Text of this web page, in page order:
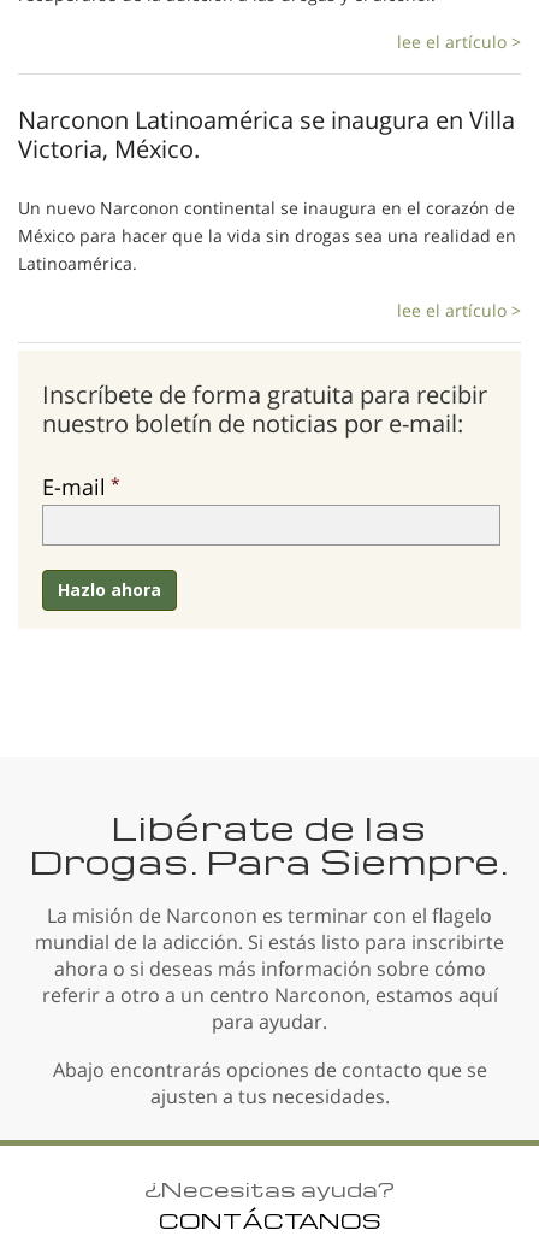
lee el artículo >
Narconon Latinoamérica se inaugura en Villa
Victoria, México.
Un nuevo Narconon continental se inaugura en el corazón de
México para hacer que la vida sin drogas sea una realidad en
Latinoamérica.
lee el artículo >
Inscríbete de forma gratuita para recibir
nuestro boletín de noticias por e-mail:
E-mail
Hazlo ahora
Libérate de las
Drogas. Para Siempre.
La misión de Narconon es terminar con el flagelo
mundial de la adicción. Si estás listo para inscribirte
ahora o si deseas más información sobre cómo
referir a otro a un centro Narconon, estamos aquí
para ayudar.
Abajo encontrarás opciones de contacto que se
ajusten a tus necesidades.
¿Necesitas ayuda?
CONTÁCTANOS